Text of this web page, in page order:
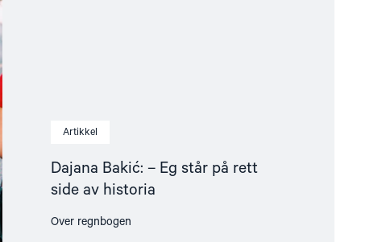
Artikkel
Dajana Bakić: – Eg står på rett
side av historia
Over regnbogen